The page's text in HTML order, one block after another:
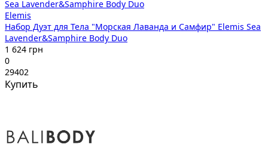
Elemis
Набор Дуэт для Тела "Морская Лаванда и Самфир" Elemis Sea
Lavender&Samphire Body Duo
1 624 грн
0
29402
Купить